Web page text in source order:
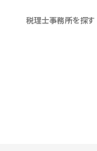
税理士事務所を探す